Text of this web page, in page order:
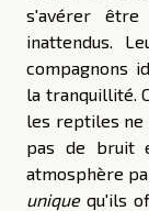
s'avérer être
inattendus.
compagnons
la tranquillité.
les reptiles ne
pas de bruit
atmosphère
uniquequ'ils